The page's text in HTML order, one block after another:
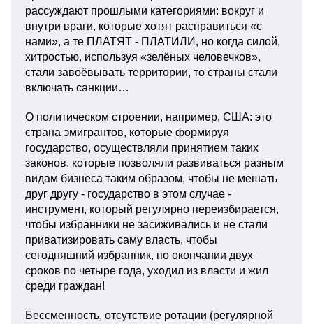
рассуждают прошлыми категориями: вокруг и
внутри враги, которые хотят расправиться «с
нами», а те ПЛАТЯТ - ПЛАТИЛИ, но когда силой,
хитростью, используя «зелёных человечков»,
стали завоёвывать территории, то страны стали
включать санкции…
О политическом строении, например, США: это
страна эмигрантов, которые формируя
государство, осуществляли принятием таких
законов, которые позволяли развиваться разным
видам бизнеса таким образом, чтобы не мешать
друг другу - государство в этом случае -
инструмент, который регулярно переизбирается,
чтобы избранники не засиживались и не стали
приватизировать саму власть, чтобы
сегодняшний избранник, по окончании двух
сроков по четыре года, уходил из власти и жил
среди граждан!
Бессменность, отсутствие ротации (регулярной